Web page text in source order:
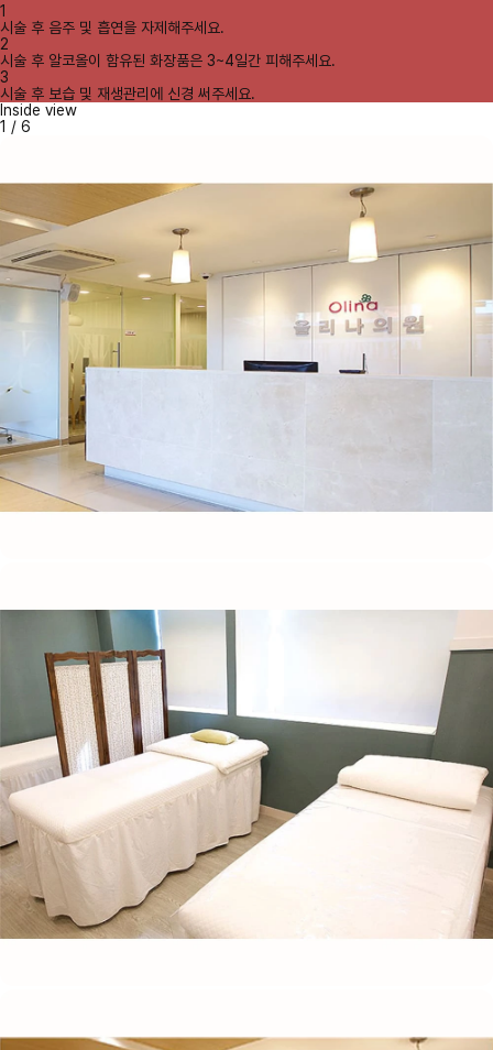
1
시술 후 음주 및 흡연을 자제해주세요.
2
시술 후 알코올이 함유된 화장품은 3~4일간 피해주세요.
3
시술 후 보습 및 재생관리에 신경 써주세요.
Inside view
1 / 6